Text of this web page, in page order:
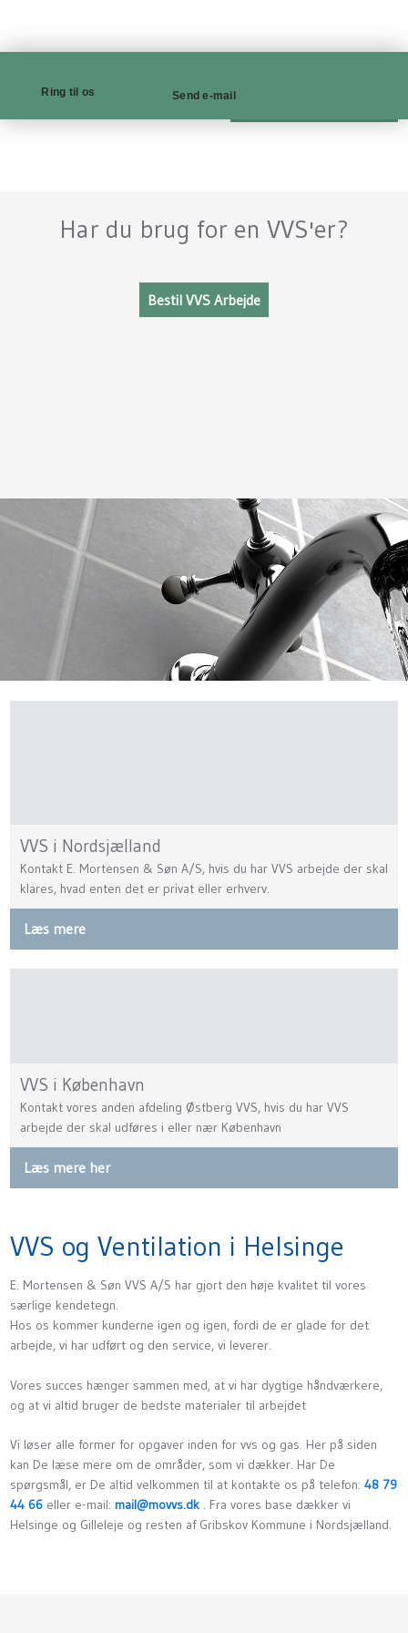
​Har du brug for en VVS'er?
Bestil VVS Arbejde
Ring til os Send e-mail
VVS i Nordsjælland​
Kontakt E. Mortensen & Søn A/S, hvis du har VVS arbejde der skal
klares, hvad enten det er privat eller erhverv.
Læs mere​
VVS i København​
​Kontakt vores anden afdeling Østberg VVS, hvis du har VVS
arbejde der skal udføres i eller nær København
Læs mere her
VVS og Ventilation i Helsinge
E. Mortensen & Søn VVS A/S har gjort den høje kvalitet til vores
særlige kendetegn.
Hos os kommer kunderne igen og igen, fordi de er glade for det
arbejde, vi har udført og den service, vi leverer.
Vores succes hænger sammen med, at vi har dygtige håndværkere,
og at vi altid bruger de bedste materialer til arbejdet
Vi løser alle former for opgaver inden for vvs og gas. Her på siden
kan De læse mere om de områder, som vi dækker. Har De
spørgsmål, er De altid velkommen til at kontakte os på telefon: 48 79
44 66eller e-mail: mail@movvs.dk. Fra vores base dækker vi
Helsinge og Gilleleje og resten af Gribskov Kommune i Nordsjælland.